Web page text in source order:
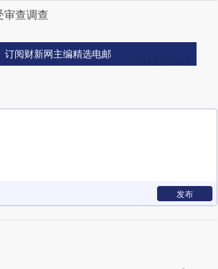
审查调查
订阅财新网主编精选电邮
发布